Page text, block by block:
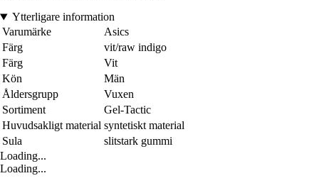
Ytterligare information
Varumärke
Asics
Färg
vit/raw indigo
Färg
Vit
Kön
Män
Åldersgrupp
Vuxen
Sortiment
Gel-Tactic
Huvudsakligt material syntetiskt material
Sula
slitstark gummi
Loading...
Loading...